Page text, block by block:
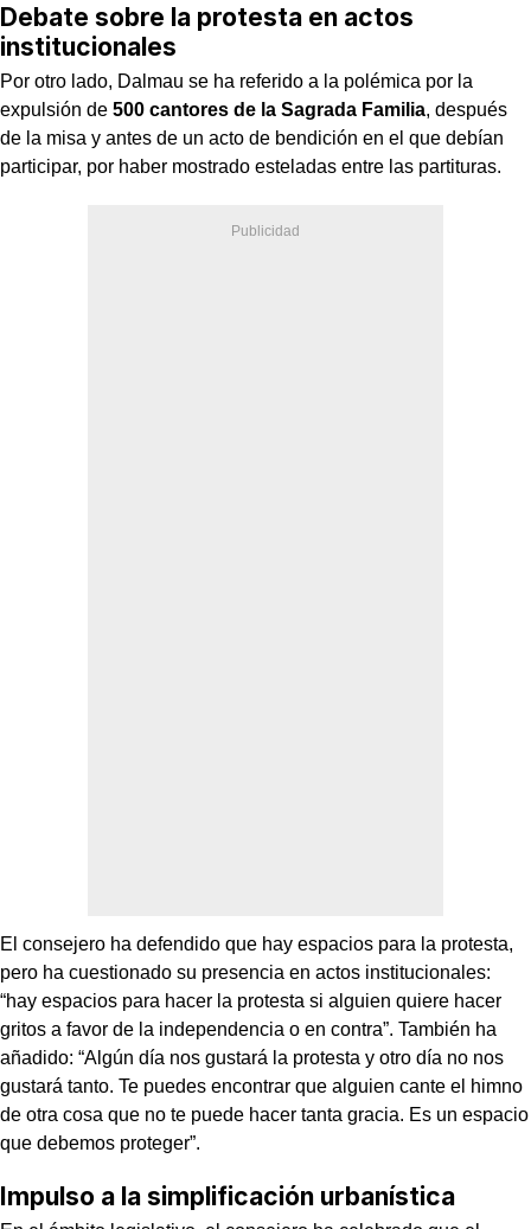
Debate sobre la protesta en actos
institucionales
Por otro lado, Dalmau se ha referido a la polémica por la
expulsión de 500 cantores de la Sagrada Familia, después
de la misa y antes de un acto de bendición en el que debían
participar, por haber mostrado esteladas entre las partituras.
El consejero ha defendido que hay espacios para la protesta,
pero ha cuestionado su presencia en actos institucionales:
“hay espacios para hacer la protesta si alguien quiere hacer
gritos a favor de la independencia o en contra”. También ha
añadido: “Algún día nos gustará la protesta y otro día no nos
gustará tanto. Te puedes encontrar que alguien cante el himno
de otra cosa que no te puede hacer tanta gracia. Es un espacio
que debemos proteger”.
Impulso a la simplificación urbanística